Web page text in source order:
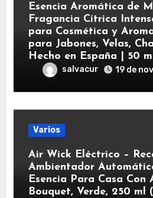
Esencia Aromática de
Fragancia Cítrica
para Cosmética y
para Jabones, Velas,
Hecho en España | 50 ml
salvacur 19 de
Varios
Air Wick Eléctrico –
Ambientador
Esencia Para Casa
Bouquet, Verde, 250 ml